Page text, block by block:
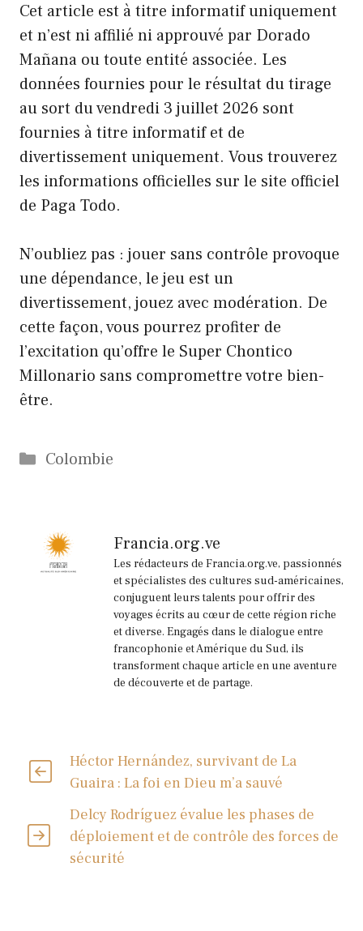
Cet article est à titre informatif uniquement
et n’est ni affilié ni approuvé par Dorado
Mañana ou toute entité associée. Les
données fournies pour le résultat du tirage
au sort du vendredi 3 juillet 2026 sont
fournies à titre informatif et de
divertissement uniquement. Vous trouverez
les informations officielles sur le site officiel
de Paga Todo.
N’oubliez pas : jouer sans contrôle provoque
une dépendance, le jeu est un
divertissement, jouez avec modération. De
cette façon, vous pourrez profiter de
l’excitation qu’offre le Super Chontico
Millonario sans compromettre votre bien-
être.
Catégories
Colombie
Francia.org.ve
Les rédacteurs de Francia.org.ve, passionnés
et spécialistes des cultures sud-américaines,
conjuguent leurs talents pour offrir des
voyages écrits au cœur de cette région riche
et diverse. Engagés dans le dialogue entre
francophonie et Amérique du Sud, ils
transforment chaque article en une aventure
de découverte et de partage.
Héctor Hernández, survivant de La
Guaira : La foi en Dieu m’a sauvé
Delcy Rodríguez évalue les phases de
déploiement et de contrôle des forces de
sécurité